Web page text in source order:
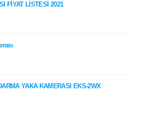
FİYAT LİSTESİ 2021
YAKA KAMERASI EKS-2WX